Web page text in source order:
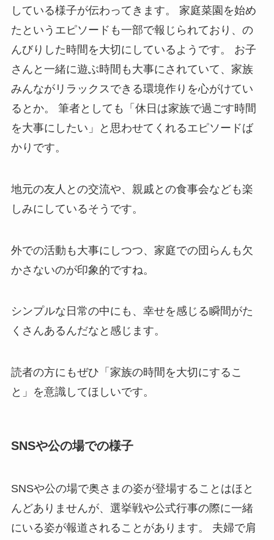
している様子が伝わってきます。 家庭菜園を始め
たというエピソードも一部で報じられており、の
んびりした時間を大切にしているようです。 お子
さんと一緒に遊ぶ時間も大事にされていて、家族
みんながリラックスできる環境作りを心がけてい
るとか。 筆者としても「休日は家族で過ごす時間
を大事にしたい」と思わせてくれるエピソードば
かりです。
地元の友人との交流や、親戚との食事会なども楽
しみにしているそうです。
外での活動も大事にしつつ、家庭での団らんも欠
かさないのが印象的ですね。
シンプルな日常の中にも、幸せを感じる瞬間がた
くさんあるんだなと感じます。
読者の方にもぜひ「家族の時間を大切にするこ
と」を意識してほしいです。
SNSや公の場での様子
SNSや公の場で奥さまの姿が登場することはほと
んどありませんが、選挙戦や公式行事の際に一緒
にいる姿が報道されることがあります。 夫婦で肩